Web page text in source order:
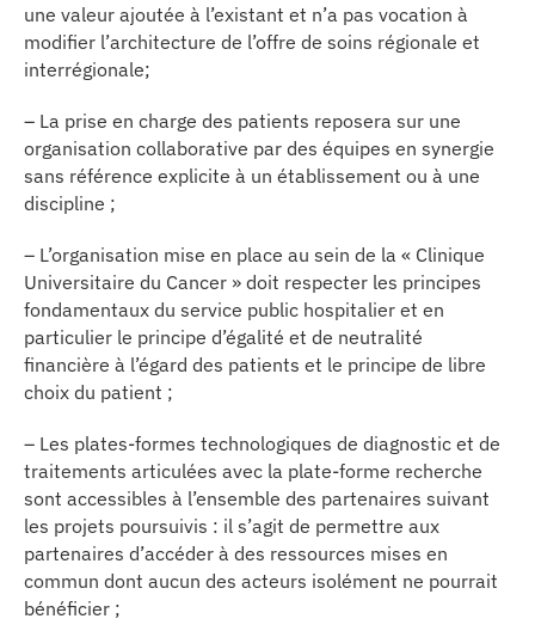
une valeur ajoutée à l’existant et n’a pas vocation à
modifier l’architecture de l’offre de soins régionale et
interrégionale;
– La prise en charge des patients reposera sur une
organisation collaborative par des équipes en synergie
sans référence explicite à un établissement ou à une
discipline ;
– L’organisation mise en place au sein de la « Clinique
Universitaire du Cancer » doit respecter les principes
fondamentaux du service public hospitalier et en
particulier le principe d’égalité et de neutralité
financière à l’égard des patients et le principe de libre
choix du patient ;
– Les plates-formes technologiques de diagnostic et de
traitements articulées avec la plate-forme recherche
sont accessibles à l’ensemble des partenaires suivant
les projets poursuivis : il s’agit de permettre aux
partenaires d’accéder à des ressources mises en
commun dont aucun des acteurs isolément ne pourrait
bénéficier ;